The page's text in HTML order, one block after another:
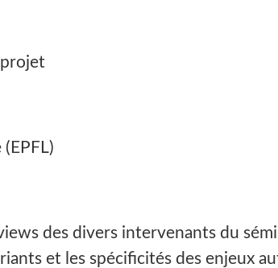
des divers intervenants du
et les spécificités des enjeux